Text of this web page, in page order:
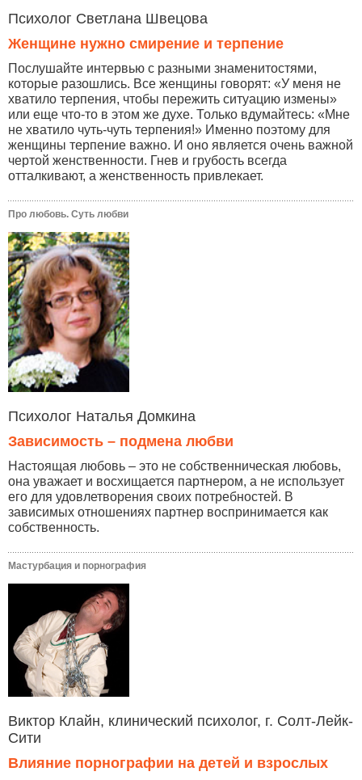
Психолог Светлана Швецова
Женщине нужно смирение и терпение
Послушайте интервью с разными знаменитостями,
которые разошлись. Все женщины говорят: «У меня не
хватило терпения, чтобы пережить ситуацию измены»
или еще что-то в этом же духе. Только вдумайтесь: «Мне
не хватило чуть-чуть терпения!» Именно поэтому для
женщины терпение важно. И оно является очень важной
чертой женственности. Гнев и грубость всегда
отталкивают, а женственность привлекает.
Про любовь. Суть любви
Психолог Наталья Домкина
Зависимость – подмена любви
Настоящая любовь – это не собственническая любовь,
она уважает и восхищается партнером, а не использует
его для удовлетворения своих потребностей. В
зависимых отношениях партнер воспринимается как
собственность.
Мастурбация и порнография
Виктор Клайн, клинический психолог, г. Солт-Лейк-
Сити
Влияние порнографии на детей и взрослых